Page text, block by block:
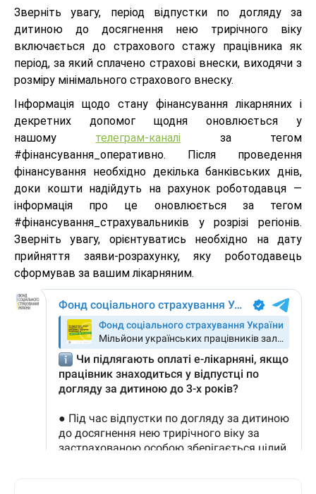
Зверніть увагу, період відпустки по догляду за
дитиною до досягнення нею трирічного віку
включається до страхового стажу працівника як
період, за який сплачено страхові внески, виходячи з
розміру мінімального страхового внеску.
Інформація щодо стану фінансування лікарняних і
декретних допомог щодня оновлюється у
нашому телеграм-каналі за тегом
#фінансування_оперативно. Після проведення
фінансування необхідно декілька банківських днів,
доки кошти надійдуть на рахунок роботодавця —
інформація про це оновлюється за тегом
#фінансування_страхувальників у розрізі регіонів.
Зверніть увагу, орієнтуватись необхідно на дату
прийняття заяви-розрахунку, яку роботодавець
сформував за вашим лікарняним.